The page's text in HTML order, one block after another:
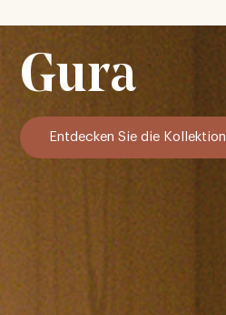
Gura
Entdecken Sie die Kollektion